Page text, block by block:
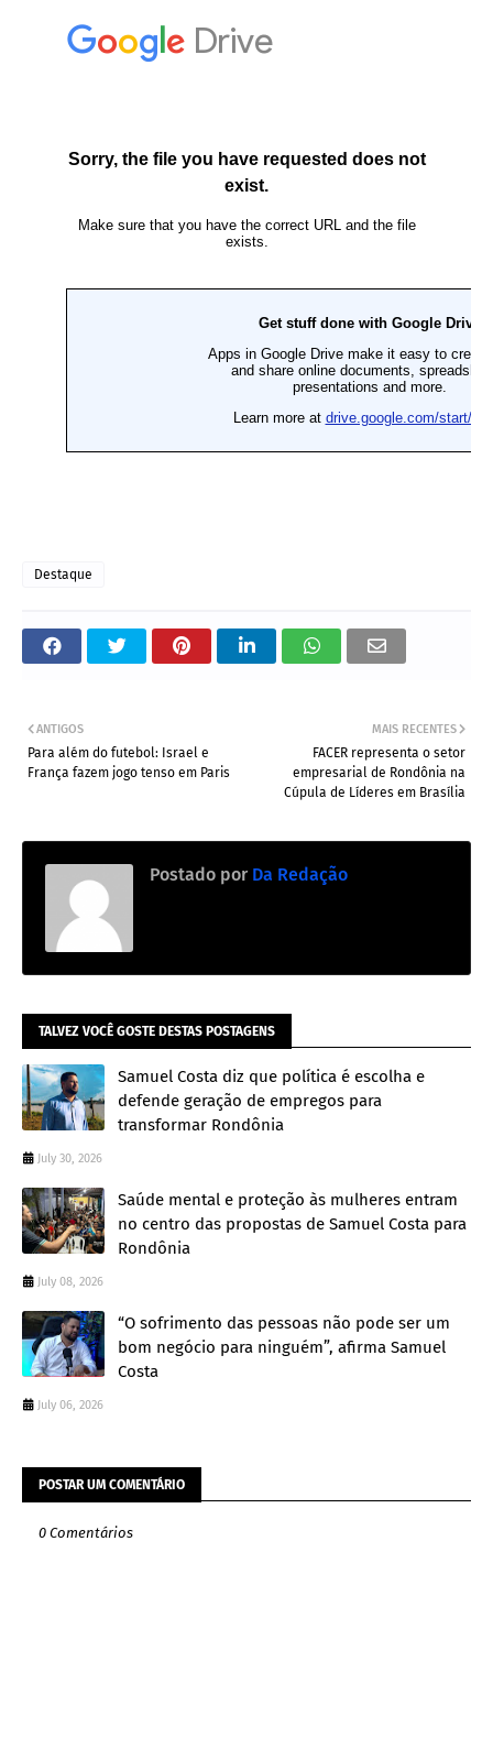
Destaque
MAIS RECENTES
FACER representa o setor
empresarial de Rondônia na
Cúpula de Líderes em Brasília
ANTIGOS
Para além do futebol: Israel e
França fazem jogo tenso em Paris
Postado por Da Redação
TALVEZ VOCÊ GOSTE DESTAS POSTAGENS
Samuel Costa diz que política é escolha e
defende geração de empregos para
transformar Rondônia
July 30, 2026
Saúde mental e proteção às mulheres entram
no centro das propostas de Samuel Costa para
Rondônia
July 08, 2026
“O sofrimento das pessoas não pode ser um
bom negócio para ninguém”, afirma Samuel
Costa
July 06, 2026
POSTAR UM COMENTÁRIO
0 Comentários